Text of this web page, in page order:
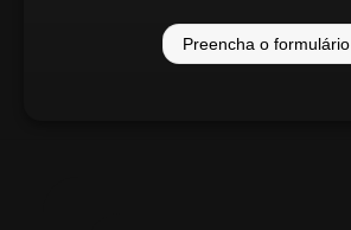
Preencha o formulário